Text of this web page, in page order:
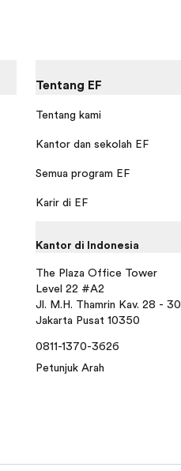
Tentang EF
Tentang kami
Kantor dan sekolah EF
Semua program EF
Karir di EF
Kantor di Indonesia
The Plaza Office Tower
Level 22 #A2
Jl. M.H. Thamrin Kav. 28 - 30
Jakarta Pusat 10350
0811-1370-3626
Petunjuk Arah